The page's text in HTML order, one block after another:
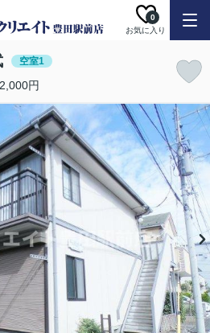
お気に入り
0
空室1
円